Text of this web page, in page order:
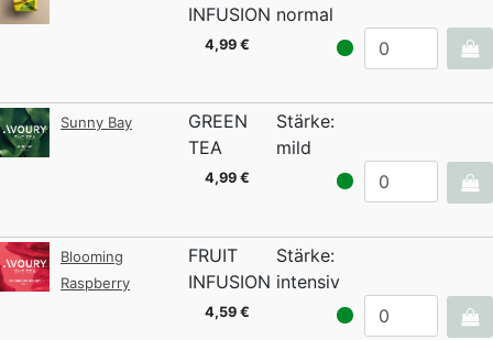
INFUSION normal
4,99 €
Sunny Bay
GREEN
TEA
Stärke:
mild
4,99 €
Blooming
Raspberry
FRUIT
INFUSION
Stärke:
intensiv
4,59 €